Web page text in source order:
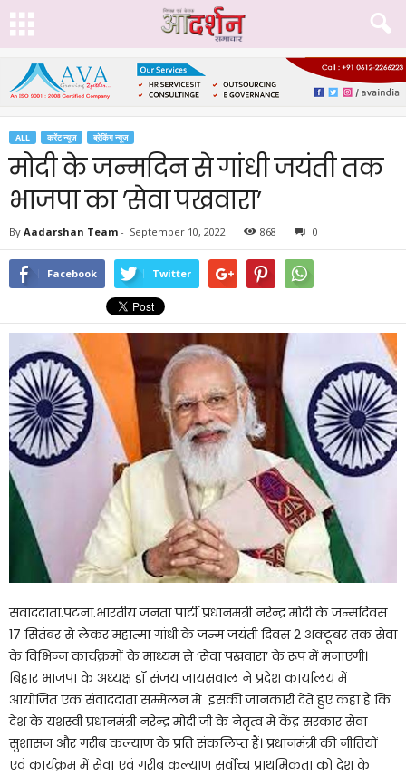
ALL करेंट न्यूज़ ब्रेकिंग न्यूज
मोदी के जन्मदिन से गांधी जयंती तक
भाजपा का ’सेवा पखवारा’
By Aadarshan Team - September 10, 2022 868 0
Facebook Twitter
संवाददाता.पटना.भारतीय जनता पार्टी प्रधानमंत्री नरेन्द्र मोदी के जन्मदिवस
17 सितंबर से लेकर महात्मा गांधी के जन्म जयंती दिवस 2 अक्टूबर तक सेवा
के विभिन्न कार्यक्रमों के माध्यम से ’सेवा पखवारा’ के रूप में मनाएगी।
बिहार भाजपा के अध्यक्ष डॉ संजय जायसवाल ने प्रदेश कार्यालय में
आयोजित एक संवाददाता सम्मेलन में इसकी जानकारी देते हुए कहा है कि
देश के यशस्वी प्रधानमंत्री नरेन्द्र मोदी जी के नेतृत्व में केंद्र सरकार सेवा
सुशासन और गरीब कल्याण के प्रति संकलिप्त हैं। प्रधानमंत्री की नीतियों
एवं कार्यक्रम में सेवा एवं गरीब कल्याण सर्वोच्च प्राथमिकता को देश के